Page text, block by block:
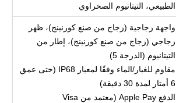
الطبيعي، التيتانيوم الصحراوي
واجهة زجاجية (زجاج من صنع كورنينج)، ظهر
زجاجي (زجاج من صنع كورنينج)، إطار من
التيتانيوم (الدرجة 5)
مقاوم للغبار/الماء وفقًا لمعيار IP68 (حتى عمق
6 أمتار لمدة 30 دقيقة)
الدفع Apple Pay (معتمد من Visa